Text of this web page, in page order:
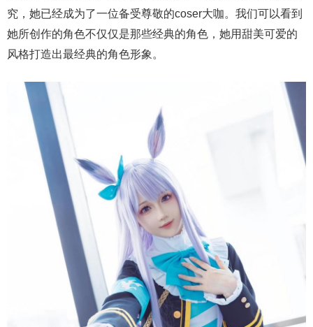
究，她已经成为了一位备受尊敬的coser大咖。我们可以看到
她所创作的角色不仅仅是那些经典的角色，她用甜美可爱的
风格打造出最经典的角色形象。